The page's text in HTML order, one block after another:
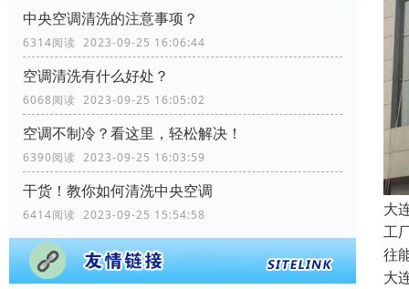
中央空调清洗的注意事项？
6314阅读 2023-09-25 16:06:44
空调清洗有什么好处？
6068阅读 2023-09-25 16:05:02
空调不制冷？看这里，轻松解决！
6390阅读 2023-09-25 16:03:59
干货！教你如何清洗中央空调
6414阅读 2023-09-25 15:54:58
大
工
往
大